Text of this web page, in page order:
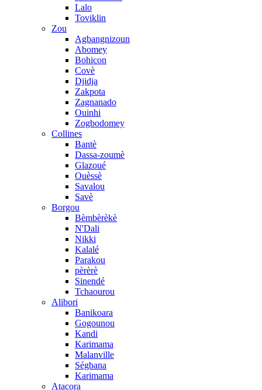
Lalo
Toviklin
Zou
Agbangnizoun
Abomey
Bohicon
Covè
Djidja
Zakpota
Zagnanado
Ouinhi
Zogbodomey
Collines
Bantè
Dassa-zoumè
Glazoué
Ouèssè
Savalou
Savè
Borgou
Bèmbèrèkè
N'Dali
Nikki
Kalalé
Parakou
pèrèrè
Sinendé
Tchaourou
Alibori
Banikoara
Gogounou
Kandi
Karimama
Malanville
Ségbana
Karimama
Atacora